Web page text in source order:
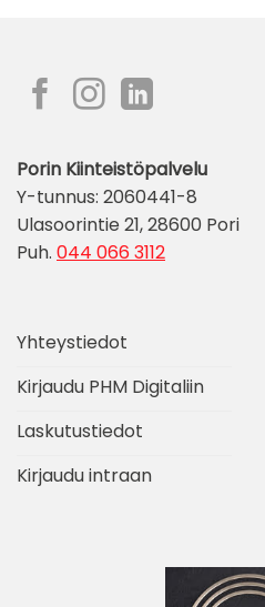
Porin Kiinteistöpalvelu
Y-tunnus: 2060441-8
Ulasoorintie 21, 28600 Pori
Puh. 044 066 3112
Yhteystiedot
Kirjaudu PHM Digitaliin
Laskutustiedot
Kirjaudu intraan